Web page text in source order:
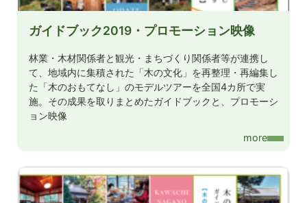
ガイドブック2019・プロモーション映像
林業・木材関係者と観光・まちづくり関係者等が連携し
て、地域内に集積された「木の文化」を再整理・再編集し
た「木のおもてなし」のモデルツアーを全国4カ所で実
施。その成果を取りまとめたガイドブックと、プロモーシ
ョン映像
more